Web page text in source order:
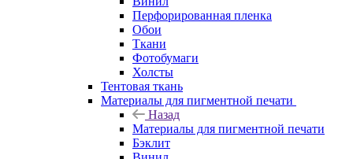
Перфорированная пленка
Обои
Ткани
Фотобумаги
Холсты
Тентовая ткань
Материалы для пигментной печати
Назад
Материалы для пигментной печати
Бэклит